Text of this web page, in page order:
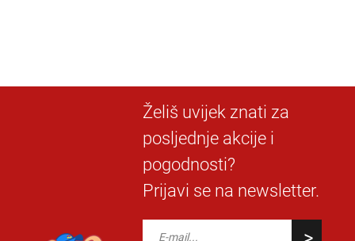
Želiš uvijek znati za
posljednje akcije i
pogodnosti?
Prijavi se na newsletter.